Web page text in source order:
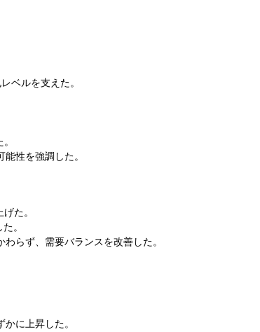
ベルを支えた。
性を強調した。
た。
。
らず、需要バランスを改善した。
に上昇した。